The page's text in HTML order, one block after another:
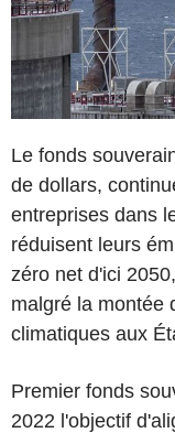
Le fonds
de dollars,
entreprises dans
réduisent leurs
zéro net d'ici
malgré la montée
climatiques aux
Premier fonds
2022 l'objectif